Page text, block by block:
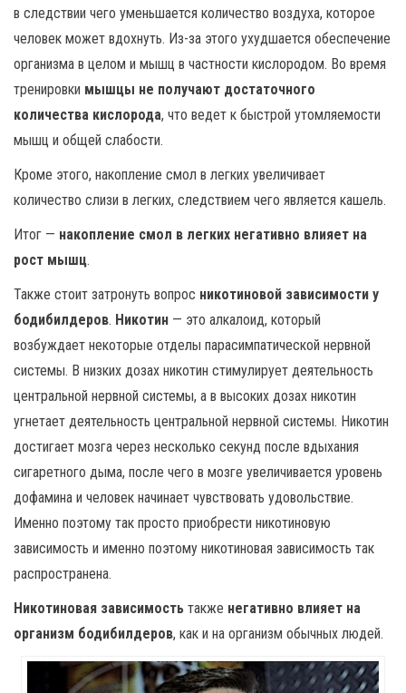
в следствии чего уменьшается количество воздуха, которое
человек может вдохнуть. Из-за этого ухудшается обеспечение
организма в целом и мышц в частности кислородом. Во время
тренировки мышцы не получают достаточного
количества кислорода, что ведет к быстрой утомляемости
мышц и общей слабости.
Кроме этого, накопление смол в легких увеличивает
количество слизи в легких, следствием чего является кашель.
Итог — накопление смол в легких негативно влияет на
рост мышц.
Также стоит затронуть вопрос никотиновой зависимости у
бодибилдеров. Никотин — это алкалоид, который
возбуждает некоторые отделы парасимпатической нервной
системы. В низких дозах никотин стимулирует деятельность
центральной нервной системы, а в высоких дозах никотин
угнетает деятельность центральной нервной системы. Никотин
достигает мозга через несколько секунд после вдыхания
сигаретного дыма, после чего в мозге увеличивается уровень
дофамина и человек начинает чувствовать удовольствие.
Именно поэтому так просто приобрести никотиновую
зависимость и именно поэтому никотиновая зависимость так
распространена.
Никотиновая зависимость также негативно влияет на
организм бодибилдеров, как и на организм обычных людей.